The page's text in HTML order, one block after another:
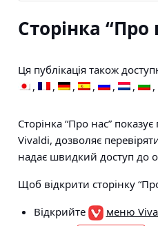
Сторінка “Про
Ця публікація також
Сторінка “Про нас”
Vivaldi, дозволяє
надає швидкий доступ до
Щоб відкрити сторінку
Відкрийте
меню